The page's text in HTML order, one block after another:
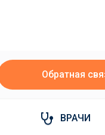
Обратная
ВРАЧИ